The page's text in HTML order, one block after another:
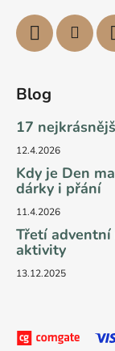
Blog
17
12.4.2026
Kdy je Den
dárky i přání
11.4.2026
Třetí adventní
aktivity
13.12.2025